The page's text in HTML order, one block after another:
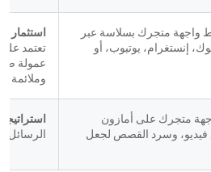
وملائمة